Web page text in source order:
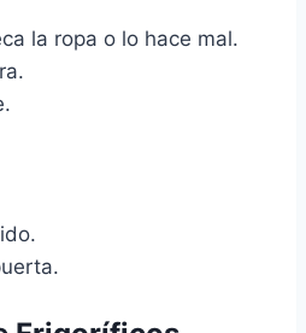
la ropa o lo hace mal.